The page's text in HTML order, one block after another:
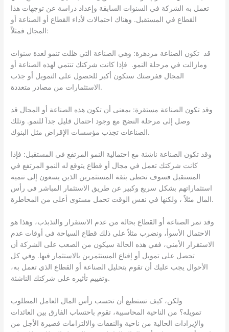
تعمل به الشركة في السنوات السابقة وإعداد دراسة عن توجهات هذا
القطاع في المستقبل. وهناك احتمالات لأداء القطاع أو الصناعة أو
المجال فمثلاً:
قد تكون الصناعة مزدهرة: وهي الصناعة التي ظلت تنمو لعدة سنوات
ومازالت في مرحلة النمو. فإذا كانت شركتك تنتمي لهذه الصناعة أو
المجال ففرصتك ستكون أكبر للحصول على التمويل أو جذب
الاستثمارات من مصادر متعددة.
وقد تكون الصناعة مستقرة: بمعنى أن تكون هذه الصناعة أو المجال قد
وصل إلى مرحلة النضج مع وجود احتمال قليل جداَ للنمو. وتلك
الصناعات تجذب مؤسسات الإقراض مثل البنوك.
وقد تكون الصناعة ناشئة مع احتمالية النمو المرتفع في المستقبل: فإذا
كانت شركتك تعمل في مجال أو قطاع يتوقع له النمو المرتفع في
المستقبل فسوف تحظى بثقة المستثمرين الذين يسعون إلى تنمية
استثماراتهم بشكل سريع وكبير عن طريق الاستثمار المباشر في رأس
المال مثلاً ، ولكنها في نفس الوقت تحمل مستوى أعلى من المخاطرة.
وقد تمر الصناعة أو القطاع بحالة من عدم الاستقرار والتذبذب، وهذا هو
الاحتمال الأسوأ، ونضرب مثلاً على ذلك قطاع السياحة في أوقات عدم
الاستقرار الأمني، ففي هذه الحالة سيكون من الصعب على الشركة أن
تحصل على تمويل أو إقناع المستثمرين بالاستثمار فيها. وفي كل
الأحوال يجب عليك أن تقوم بتحليل الصناعة أو القطاع الذي تعمل به،
وتقييم تأثيره على شركتك الناشئة.
ولكن، كيف تستطيع أن تحسب رأس المال العامل المطلوب
تمويله؟ من الناحية المحاسبية، تقوم باحتساب الفارق بين العائدات
والإيرادات الحالية من ناحية والنفقات والالتزامات قصيرة الأجل من